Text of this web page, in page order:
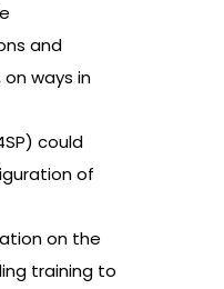
and
ways in
could
of
on the
training to